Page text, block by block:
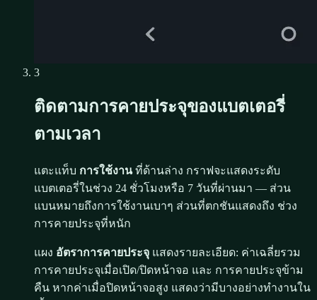
3
ติดตามการคายประจุของแบตเตอรี่
ตามเวลา
แตะแท็บ การใช้งานที่ด้านล่าง กราฟจะแสดงระดับ
แบตเตอรี่ในช่วง 24 ชั่วโมงหรือ 7 วันที่ผ่านมา — ส่วน
แบนหมายถึงการใช้งานเบาๆ ส่วนที่ตกชันแสดงถึง ช่วง
การคายประจุที่หนัก
แผง อัตราการคายประจุ แสดงรายละเอียด: ค่าเฉลี่ยรวม
การคายประจุเมื่อเปิด/ปิดหน้าจอ และ การคายประจุข้าม
คืน หากค่าเมื่อปิดหน้าจอสูง แสดงว่ามีบางอย่างทำงานใน